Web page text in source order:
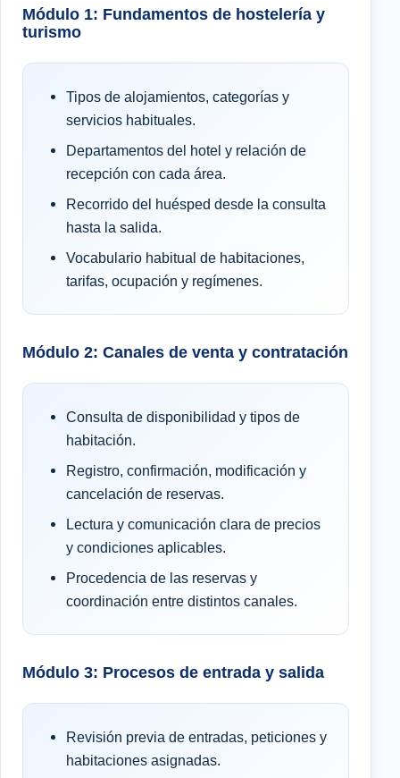
Módulo 1: Fundamentos de hostelería y
turismo
Tipos de alojamientos, categorías y
servicios habituales.
Departamentos del hotel y relación de
recepción con cada área.
Recorrido del huésped desde la consulta
hasta la salida.
Vocabulario habitual de habitaciones,
tarifas, ocupación y regímenes.
Módulo 2: Canales de venta y contratación
Consulta de disponibilidad y tipos de
habitación.
Registro, confirmación, modificación y
cancelación de reservas.
Lectura y comunicación clara de precios
y condiciones aplicables.
Procedencia de las reservas y
coordinación entre distintos canales.
Módulo 3: Procesos de entrada y salida
Revisión previa de entradas, peticiones y
habitaciones asignadas.